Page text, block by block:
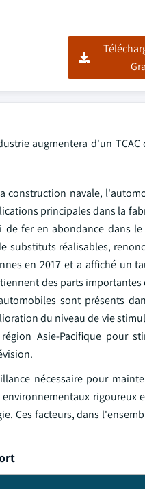
augmentera d'un TCAC
construction navale,
principales dans la
de fer en abondance dans
substituts réalisables,
en 2017 et a affiché un
des parts
sont présents
du niveau de vie
Asie-Pacifique pour
nécessaire pour
rigoureux
Ces facteurs, dans